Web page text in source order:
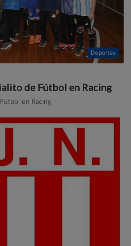
Deportes
de Fútbol en Racing
en Racing